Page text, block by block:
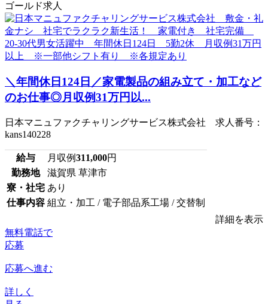
ゴールド求人
＼年間休日124日／家電製品の組み立て・加工など
のお仕事◎月収例31万円以...
日本マニュファクチャリングサービス株式会社 求人番号：
kans140228
給与 月収例311,000円
勤務地
滋賀県 草津市
寮・社宅 あり
仕事内容 組立・加工 / 電子部品系工場 / 交替制
詳細を表示
無料電話で
応募
応募へ進む
詳しく